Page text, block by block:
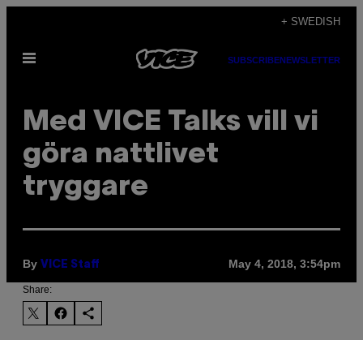
content
+ SWEDISH
Open
SUBSCRIBENEWSLETTER
Med VICE Talks vill vi
göra nattlivet
tryggare
By VICE Staff May 4, 2018, 3:54pm
Share: